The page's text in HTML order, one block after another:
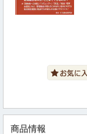
商品情報